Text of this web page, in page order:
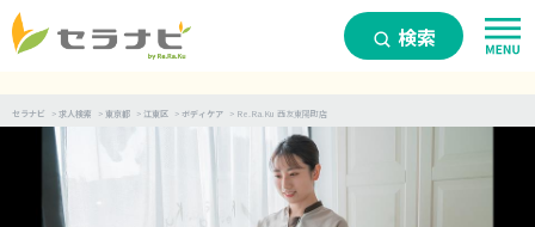
検索
セラナビ > 求人検索 > 東京都 > 江東区 > ボディケア > Re.Ra.Ku 西友東陽町店